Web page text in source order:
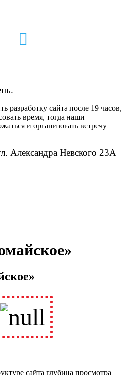
разработку сайта после 19 часов,
время, тогда наши
и организовать встречу
Александра Невского 23А
сайта глубина просмотра